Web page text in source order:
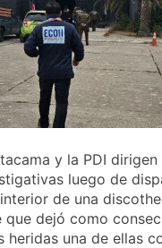
y la PDI dirigen
luego de
de una
que dejó como
heridas una de ellas